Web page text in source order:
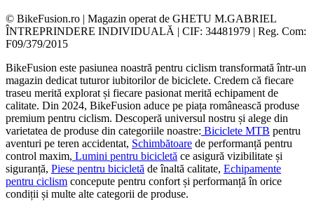
© BikeFusion.ro | Magazin operat de GHETU M.GABRIEL
ÎNTREPRINDERE INDIVIDUALĂ | CIF: 34481979 | Reg. Com:
F09/379/2015
BikeFusion este pasiunea noastră pentru ciclism transformată într-un
magazin dedicat tuturor iubitorilor de biciclete. Credem că fiecare
traseu merită explorat și fiecare pasionat merită echipament de
calitate. Din 2024, BikeFusion aduce pe piața românească produse
premium pentru ciclism. Descoperă universul nostru și alege din
varietatea de produse din categoriile noastre: Biciclete MTB pentru
aventuri pe teren accidentat, Schimbătoare de performanță pentru
control maxim, Lumini pentru bicicletă ce asigură vizibilitate și
siguranță, Piese pentru bicicletă de înaltă calitate, Echipamente
pentru ciclism concepute pentru confort și performanță în orice
condiții și multe alte categorii de produse.